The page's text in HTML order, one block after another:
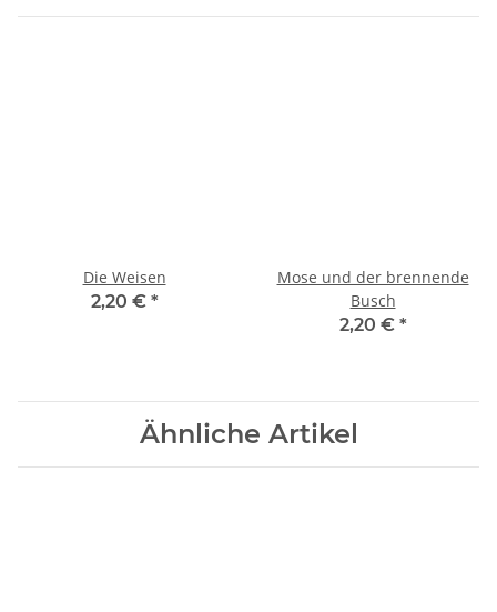
Die Weisen
2,20 € *
Mose und der brennende
Busch
2,20 € *
Ähnliche Artikel